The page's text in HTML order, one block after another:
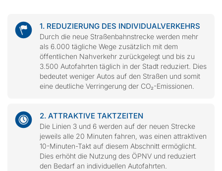
1. REDUZIERUNG DES INDIVIDUALVERKEHRS
Durch die neue Straßenbahnstrecke werden mehr
als 6.000 tägliche Wege zusätzlich mit dem
öffentlichen Nahverkehr zurückgelegt und bis zu
3.500 Autofahrten täglich in der Stadt reduziert. Dies
bedeutet weniger Autos auf den Straßen und somit
eine deutliche Verringerung der CO₂-Emissionen.
2. ATTRAKTIVE TAKTZEITEN
Die Linien 3 und 6 werden auf der neuen Strecke
jeweils alle 20 Minuten fahren, was einen attraktiven
10-Minuten-Takt auf diesem Abschnitt ermöglicht.
Dies erhöht die Nutzung des ÖPNV und reduziert
den Bedarf an individuellen Autofahrten.